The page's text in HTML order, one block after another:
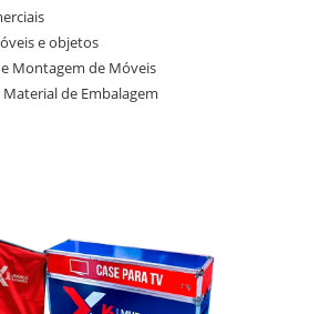
e objetos
Montagem de Móveis
de Embalagem